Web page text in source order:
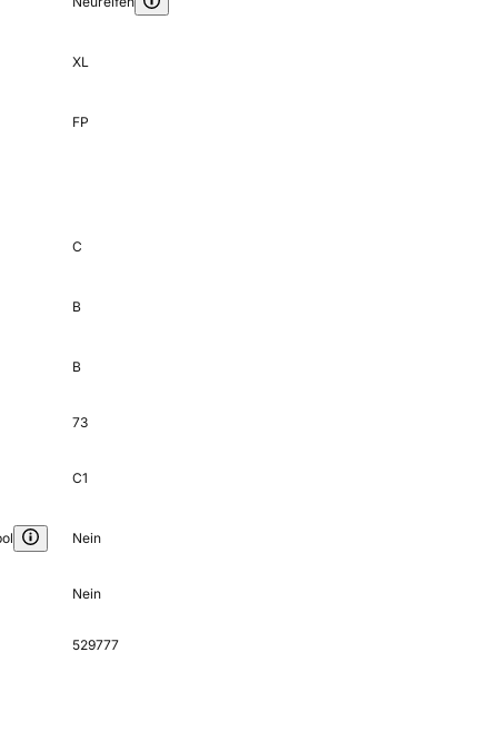
XL
FP
C
B
B
73
C1
Nein
Nein
529777